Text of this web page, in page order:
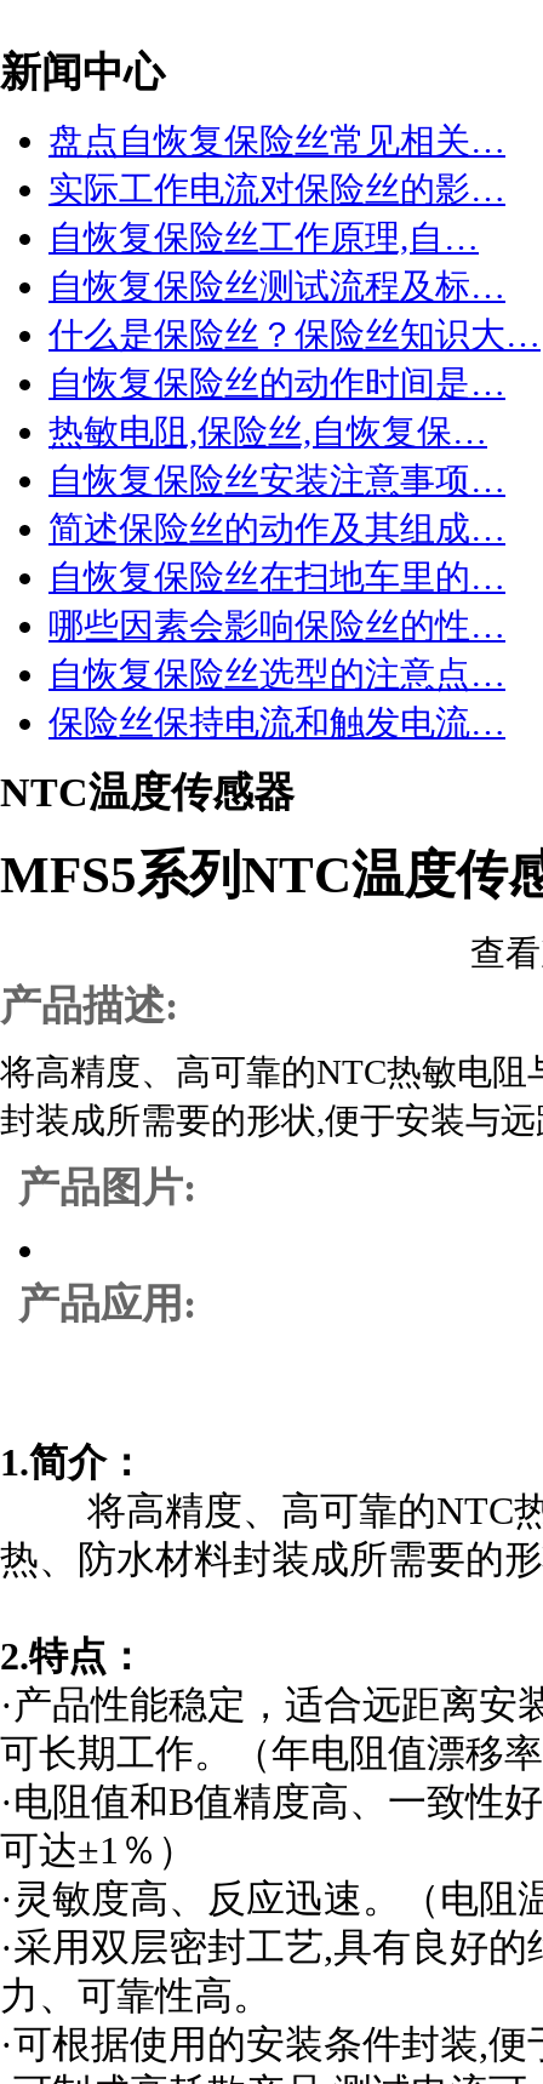
新闻中心
盘点自恢复保险丝常见相关…
实际工作电流对保险丝的影…
自恢复保险丝工作原理,自…
自恢复保险丝测试流程及标…
什么是保险丝？保险丝知识大…
自恢复保险丝的动作时间是…
热敏电阻,保险丝,自恢复保…
自恢复保险丝安装注意事项…
简述保险丝的动作及其组成…
自恢复保险丝在扫地车里的…
哪些因素会影响保险丝的性…
自恢复保险丝选型的注意点…
保险丝保持电流和触发电流…
NTC温度传感器
MFS5系列NTC温度传
查
产品描述:
将高精度、高可靠的NTC热敏电
封装成所需要的形状,便于安装与
产品图片:
产品应用:
1.简介：
将高精度、高可靠的NTC热
热、防水材料封装成所需要的
2.特点：
·产品性能稳定，适合远距离
可长期工作。（年电阻值漂移
·电阻值和B值精度高、一致性
可达±1％）
·灵敏度高、反应迅速。（电
·采用双层密封工艺,具有良好
力、可靠性高。
·可根据使用的安装条件封装,